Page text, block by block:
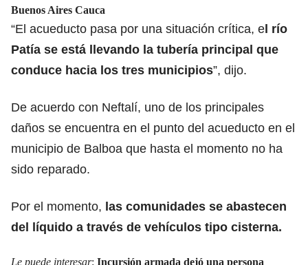
Buenos Aires Cauca
“El acueducto pasa por una situación crítica, el río
Patía se está llevando la tubería principal que
conduce hacia los tres municipios”, dijo.
De acuerdo con Neftalí, uno de los principales
daños se encuentra en el punto del acueducto en el
municipio de Balboa que hasta el momento no ha
sido reparado.
Por el momento, las comunidades se abastecen
del líquido a través de vehículos tipo cisterna.
Le puede interesar: Incursión armada dejó una persona